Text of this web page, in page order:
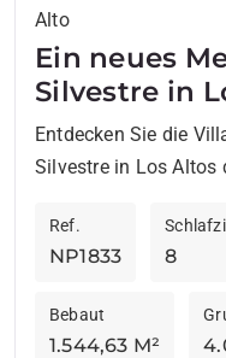
Alto
Ein neues
Silvestre in
Valderrama
Entdecken Sie die
Silvestre in Los Altos
und verfügt über...
NP1833
Ref.
8
1.544,63 M²
Bebaut